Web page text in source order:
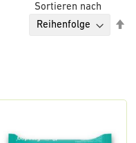
Sortieren nach